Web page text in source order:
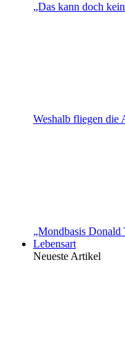
„Das kann doch
Weshalb fliegen
„Mondbasis
Lebensart
Neueste Artikel